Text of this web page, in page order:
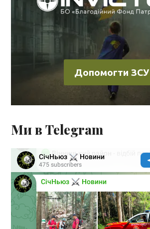
Допомогти ЗСУ
Ми в Telegram